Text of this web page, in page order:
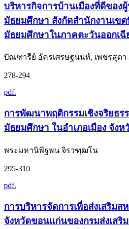
บริหารกิจการบ้านเมืองที่ดีของผู้
มัธยมศึกษา สังกัดสำนักงานเข
มัธยมศึกษาในภาคตะวันออกเฉี
ปัณฑารีย์ อัครเศรษฐนนท์, เพชรสุด
278-294
pdf.
การพัฒนาพฤติกรรมเชิงจริยธร
มัธยมศึกษา ในอำเภอเมือง จัง
พระมหานิพิฐพน จิรวฑฺฒโน
295-310
pdf.
การบริหารจัดการเพื่อส่งเสริม
จังหวัดขอนแก่นของกรมส่งเส